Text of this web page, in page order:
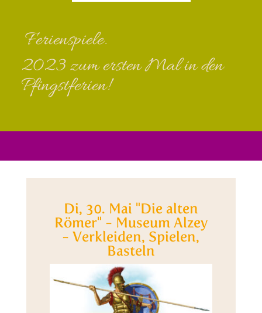
Ferienspiele.
2023 zum ersten Mal in den
Pfingstferien!
Di, 30. Mai "Die alten
Römer" - Museum Alzey
- Verkleiden, Spielen,
Basteln